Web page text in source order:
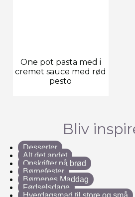
One pot pasta med i
cremet sauce med rød
pesto
Bliv
Desserter
Alt det andet
Opskrifter på brød
Børnefester
Børnenes Maddag
Fødselsdage